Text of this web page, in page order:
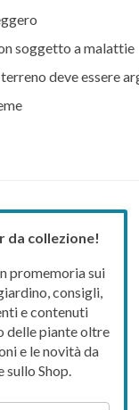
soggetto a malattie
deve essere
da collezione!
promemoria sui
consigli,
e contenuti
delle piante oltre
e le novità da
sullo Shop.